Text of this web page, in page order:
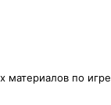
материалов по игре